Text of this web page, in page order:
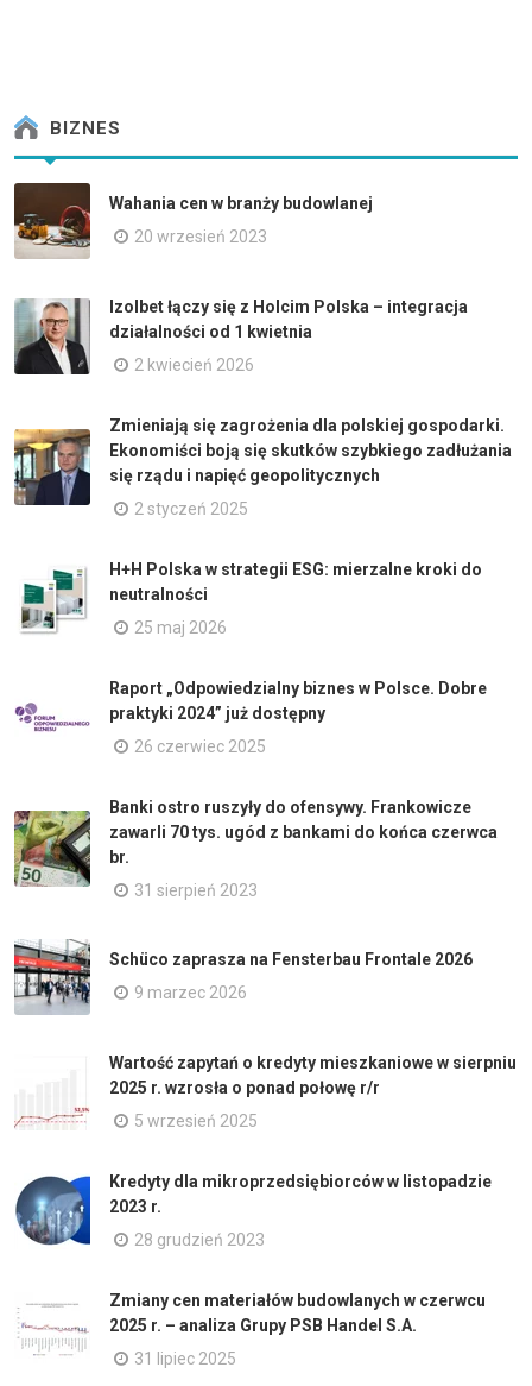
BIZNES
Wahania cen w branży budowlanej
20 wrzesień 2023
Izolbet łączy się z Holcim Polska – integracja
działalności od 1 kwietnia
2 kwiecień 2026
Zmieniają się zagrożenia dla polskiej gospodarki.
Ekonomiści boją się skutków szybkiego zadłużania
się rządu i napięć geopolitycznych
2 styczeń 2025
H+H Polska w strategii ESG: mierzalne kroki do
neutralności
25 maj 2026
Raport „Odpowiedzialny biznes w Polsce. Dobre
praktyki 2024” już dostępny
26 czerwiec 2025
Banki ostro ruszyły do ofensywy. Frankowicze
zawarli 70 tys. ugód z bankami do końca czerwca
br.
31 sierpień 2023
Schüco zaprasza na Fensterbau Frontale 2026
9 marzec 2026
Wartość zapytań o kredyty mieszkaniowe w sierpniu
2025 r. wzrosła o ponad połowę r/r
5 wrzesień 2025
Kredyty dla mikroprzedsiębiorców w listopadzie
2023 r.
28 grudzień 2023
Zmiany cen materiałów budowlanych w czerwcu
2025 r. – analiza Grupy PSB Handel S.A.
31 lipiec 2025